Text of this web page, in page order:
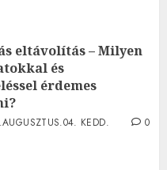
eltávolítás – Milyen
és
érdemes
KEDD.
0